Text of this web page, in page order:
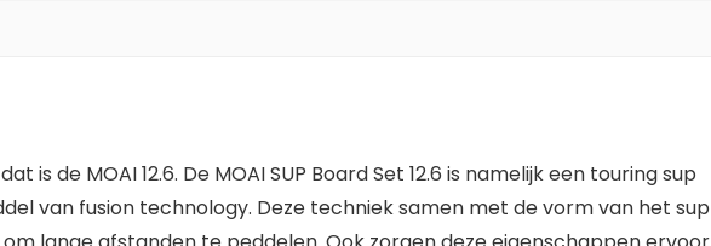
is de MOAI 12.6. De MOAI SUP Board Set 12.6 is namelijk een touring sup
van fusion technology. Deze techniek samen met de vorm van het sup